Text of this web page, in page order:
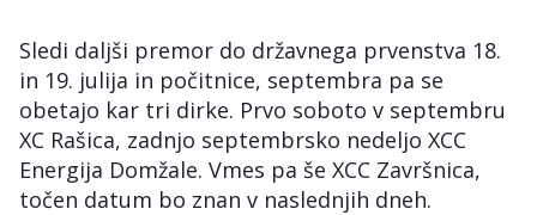
Sledi daljši premor do državnega prvenstva 18.
in 19. julija in počitnice, septembra pa se
obetajo kar tri dirke. Prvo soboto v septembru
XC Rašica, zadnjo septembrsko nedeljo XCC
Energija Domžale. Vmes pa še XCC Završnica,
točen datum bo znan v naslednjih dneh.